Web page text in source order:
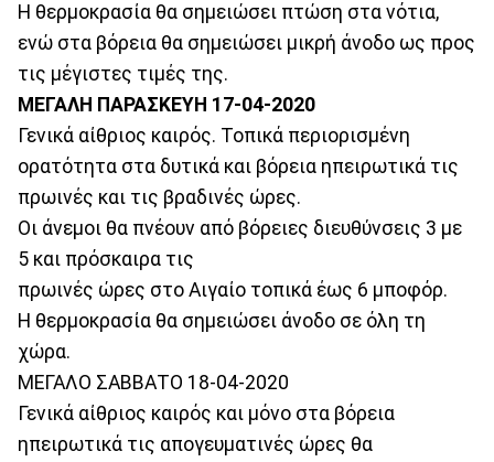
Η θερμοκρασία θα σημειώσει πτώση στα νότια,
ενώ στα βόρεια θα σημειώσει μικρή άνοδο ως προς
τις μέγιστες τιμές της.
ΜΕΓΑΛΗ ΠΑΡΑΣΚΕΥΗ 17-04-2020
Γενικά αίθριος καιρός. Τοπικά περιορισμένη
ορατότητα στα δυτικά και βόρεια ηπειρωτικά τις
πρωινές και τις βραδινές ώρες.
Οι άνεμοι θα πνέουν από βόρειες διευθύνσεις 3 με
5 και πρόσκαιρα τις
πρωινές ώρες στο Αιγαίο τοπικά έως 6 μποφόρ.
Η θερμοκρασία θα σημειώσει άνοδο σε όλη τη
χώρα.
ΜΕΓΑΛΟ ΣΑΒΒΑΤΟ 18-04-2020
Γενικά αίθριος καιρός και μόνο στα βόρεια
ηπειρωτικά τις απογευματινές ώρες θα